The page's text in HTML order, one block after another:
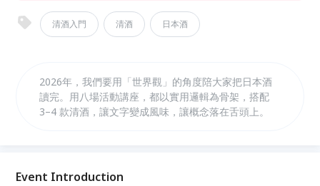
清酒入門 清酒 日本酒
2026年，我們要用「世界觀」的角度陪大家把日本酒
讀完。用八場活動講座，都以實用邏輯為骨架，搭配
3–4 款清酒，讓文字變成風味，讓概念落在舌頭上。
Event Introduction